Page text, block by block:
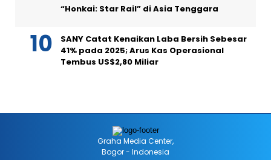
“Honkai: Star Rail” di Asia Tenggara
SANY Catat Kenaikan Laba Bersih Sebesar
41% pada 2025; Arus Kas Operasional
Tembus US$2,80 Miliar
Graha Media Center,
Bogor - Indonesia